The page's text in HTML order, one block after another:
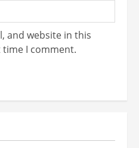
and website in this
I comment.